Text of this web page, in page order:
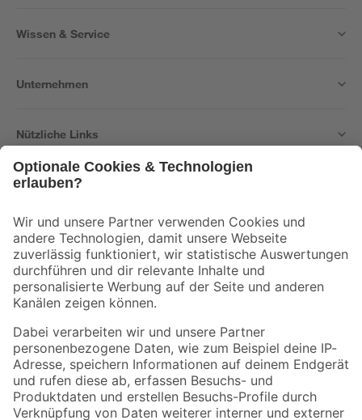
Wissen & Service
Unternehmen
Nützliche Links
Der toom Newsletter: Keine Angebote und Aktionen mehr verpassen!
Zur Newsletter Anmeldung
Folge uns
Zahlungsarten Versandarten